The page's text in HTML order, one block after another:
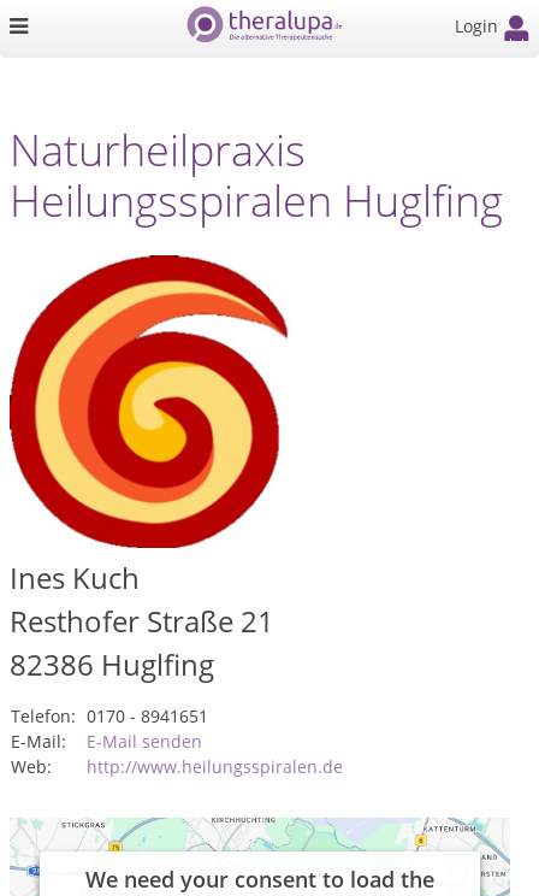
Login
Naturheilpraxis
Heilungsspiralen Huglfing
Ines Kuch
Resthofer Straße 21
82386 Huglfing
Telefon: 0170 - 8941651
E-Mail:
E-Mail senden
Web:
http://www.heilungsspiralen.de
We need your consent to load the